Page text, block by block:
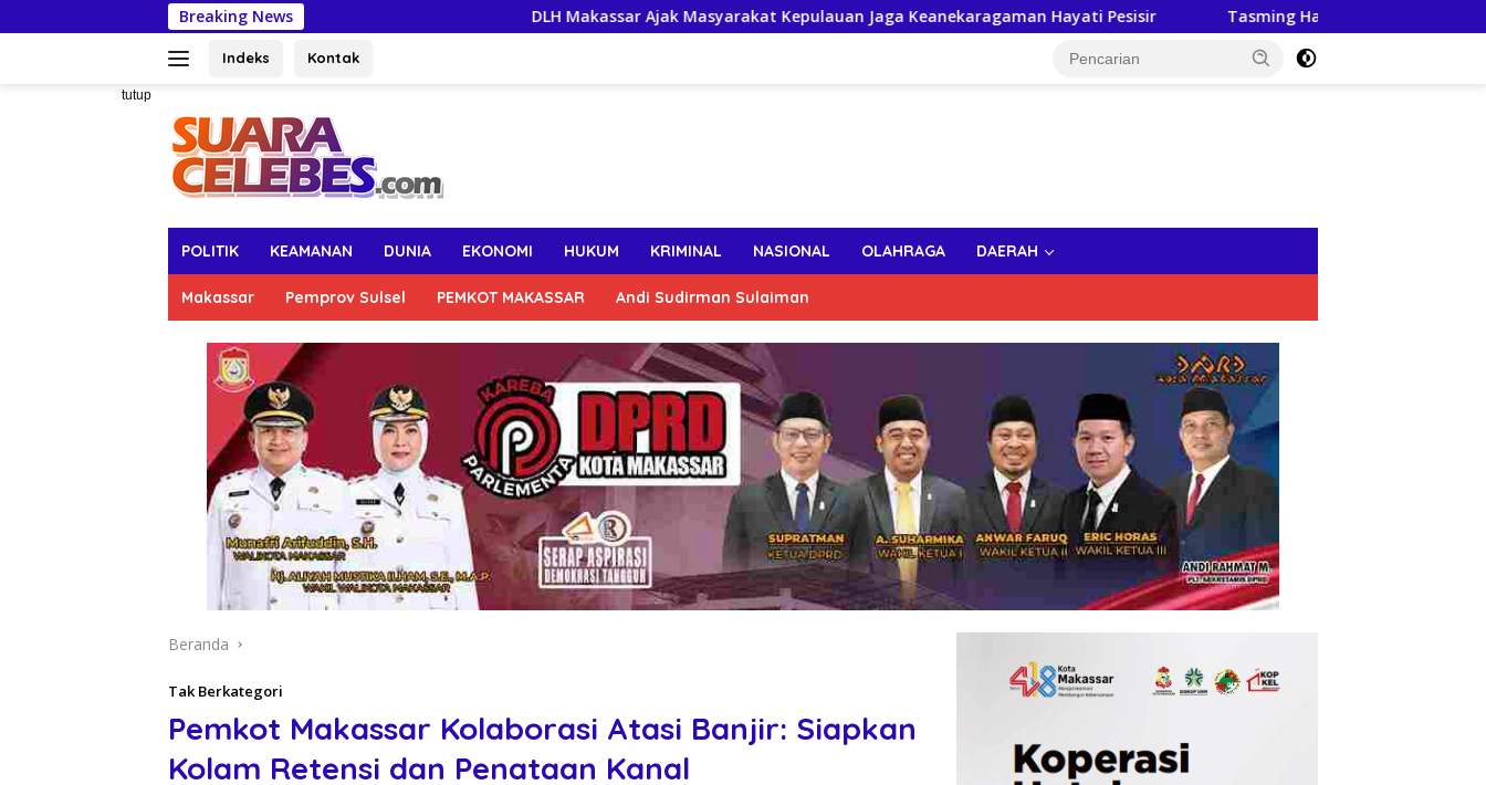
ke
Breaking News DLH Makassar Ajak Masyarakat Kepulauan Jaga Keanekaragaman Hayati Pesisir Tasming Hamid Dorong Peningkatan Literasi
Indeks Kontak
tutup
POLITIK KEAMANAN DUNIA EKONOMI HUKUM KRIMINAL NASIONAL OLAHRAGA DAERAH
Makassar Pemprov Sulsel PEMKOT MAKASSAR Andi Sudirman Sulaiman
Beranda
Tak Berkategori
Pemkot Makassar Kolaborasi Atasi Banjir: Siapkan
Kolam Retensi dan Penataan Kanal